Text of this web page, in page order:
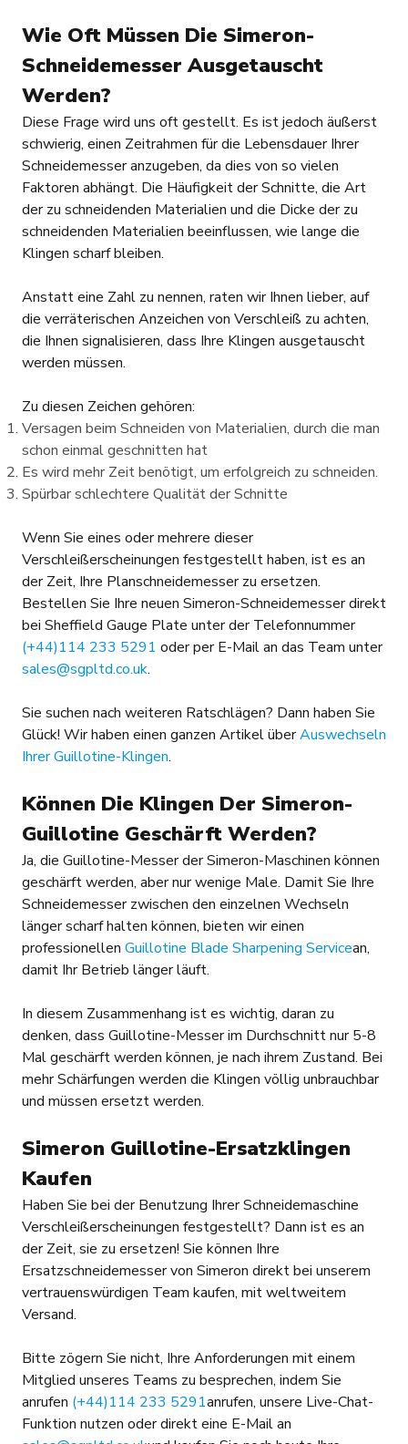
Wie Oft Müssen Die Simeron-
Schneidemesser Ausgetauscht
Werden?
Diese Frage wird uns oft gestellt. Es ist jedoch äußerst
schwierig, einen Zeitrahmen für die Lebensdauer Ihrer
Schneidemesser anzugeben, da dies von so vielen
Faktoren abhängt. Die Häufigkeit der Schnitte, die Art
der zu schneidenden Materialien und die Dicke der zu
schneidenden Materialien beeinflussen, wie lange die
Klingen scharf bleiben.
Anstatt eine Zahl zu nennen, raten wir Ihnen lieber, auf
die verräterischen Anzeichen von Verschleiß zu achten,
die Ihnen signalisieren, dass Ihre Klingen ausgetauscht
werden müssen.
Zu diesen Zeichen gehören:
Versagen beim Schneiden von Materialien, durch die man
schon einmal geschnitten hat
Es wird mehr Zeit benötigt, um erfolgreich zu schneiden.
Spürbar schlechtere Qualität der Schnitte
Wenn Sie eines oder mehrere dieser
Verschleißerscheinungen festgestellt haben, ist es an
der Zeit, Ihre Planschneidemesser zu ersetzen.
Bestellen Sie Ihre neuen Simeron-Schneidemesser direkt
bei Sheffield Gauge Plate unter der Telefonnummer
(+44)114 233 5291 oder per E-Mail an das Team unter
sales@sgpltd.co.uk.
Sie suchen nach weiteren Ratschlägen? Dann haben Sie
Glück! Wir haben einen ganzen Artikel überAuswechseln
Ihrer Guillotine-Klingen.
Können Die Klingen Der Simeron-
Guillotine Geschärft Werden?
Ja, die Guillotine-Messer der Simeron-Maschinen können
geschärft werden, aber nur wenige Male. Damit Sie Ihre
Schneidemesser zwischen den einzelnen Wechseln
länger scharf halten können, bieten wir einen
professionellen Guillotine Blade Sharpening Servicean,
damit Ihr Betrieb länger läuft.
In diesem Zusammenhang ist es wichtig, daran zu
denken, dass Guillotine-Messer im Durchschnitt nur 5-8
Mal geschärft werden können, je nach ihrem Zustand. Bei
mehr Schärfungen werden die Klingen völlig unbrauchbar
und müssen ersetzt werden.
Simeron Guillotine-Ersatzklingen
Kaufen
Haben Sie bei der Benutzung Ihrer Schneidemaschine
Verschleißerscheinungen festgestellt? Dann ist es an
der Zeit, sie zu ersetzen! Sie können Ihre
Ersatzschneidemesser von Simeron direkt bei unserem
vertrauenswürdigen Team kaufen, mit weltweitem
Versand.
Bitte zögern Sie nicht, Ihre Anforderungen mit einem
Mitglied unseres Teams zu besprechen, indem Sie
anrufen (+44)114 233 5291anrufen, unsere Live-Chat-
Funktion nutzen oder direkt eine E-Mail an